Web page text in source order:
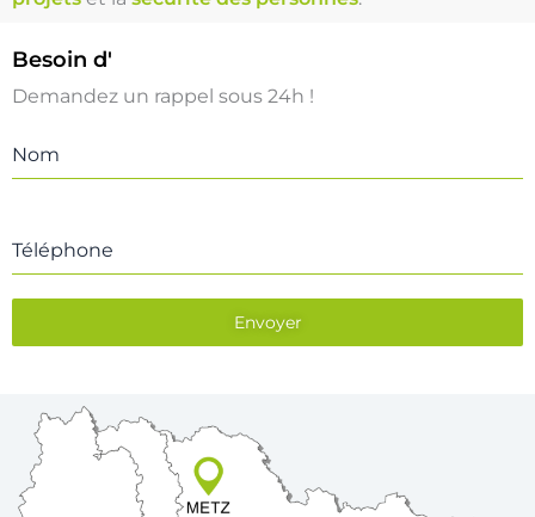
Besoin d'
Demandez un rappel sous 24h !
Nom
Téléphone
Envoyer